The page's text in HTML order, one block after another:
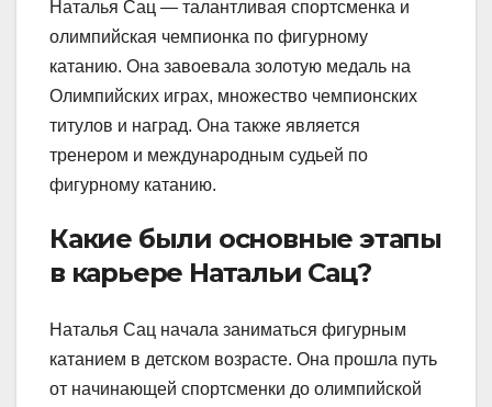
Наталья Сац — талантливая спортсменка и
олимпийская чемпионка по фигурному
катанию. Она завоевала золотую медаль на
Олимпийских играх, множество чемпионских
титулов и наград. Она также является
тренером и международным судьей по
фигурному катанию.
Какие были основные этапы
в карьере Натальи Сац?
Наталья Сац начала заниматься фигурным
катанием в детском возрасте. Она прошла путь
от начинающей спортсменки до олимпийской